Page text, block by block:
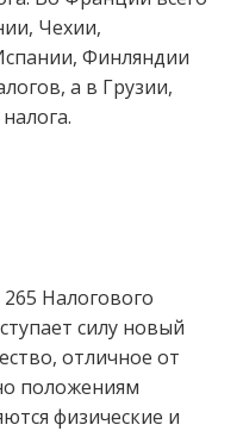
Чехии,
Финляндии
а в Грузии,
265 Налогового
силу новый
отличное от
положениям
физические и